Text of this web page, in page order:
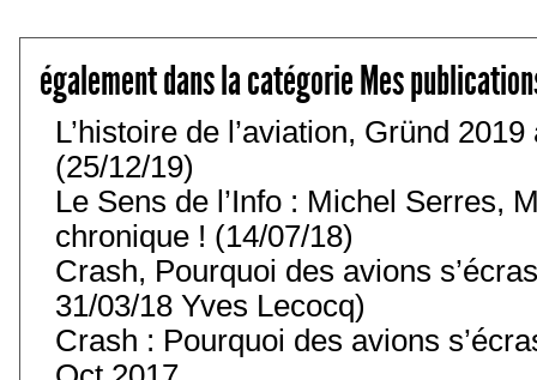
également dans la catégorie Mes
L’histoire de l’aviation, Gründ
(25/12/19)
Le Sens de l’Info : Michel Serres,
chronique ! (14/07/18)
Crash, Pourquoi des avions
31/03/18 Yves Lecocq)
Crash : Pourquoi des avions